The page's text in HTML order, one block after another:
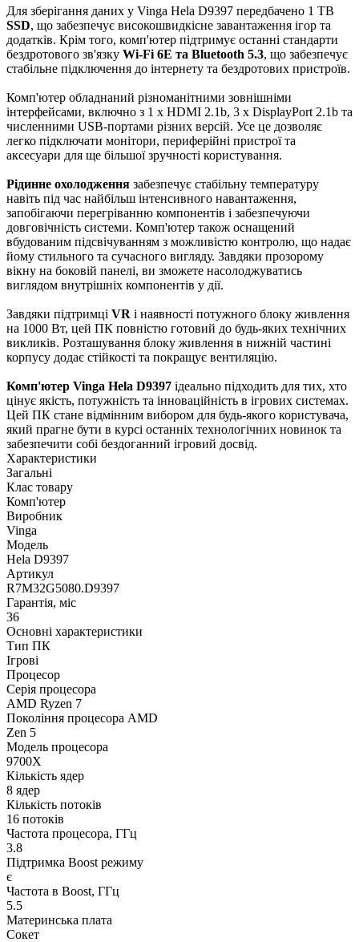
Для зберігання даних у Vinga Hela D9397 передбачено 1 TB
SSD, що забезпечує високошвидкісне завантаження ігор та
додатків. Крім того, комп'ютер підтримує останні стандарти
бездротового зв'язку Wi-Fi 6E та Bluetooth 5.3, що забезпечує
стабільне підключення до інтернету та бездротових пристроїв.
Комп'ютер обладнаний різноманітними зовнішніми
інтерфейсами, включно з 1 x HDMI 2.1b, 3 x DisplayPort 2.1b та
численними USB-портами різних версій. Усе це дозволяє
легко підключати монітори, периферійні пристрої та
аксесуари для ще більшої зручності користування.
Рідинне охолодження забезпечує стабільну температуру
навіть під час найбільш інтенсивного навантаження,
запобігаючи перегріванню компонентів і забезпечуючи
довговічність системи. Комп'ютер також оснащений
вбудованим підсвічуванням з можливістю контролю, що надає
йому стильного та сучасного вигляду. Завдяки прозорому
вікну на боковій панелі, ви зможете насолоджуватись
виглядом внутрішніх компонентів у дії.
Завдяки підтримці VR і наявності потужного блоку живлення
на 1000 Вт, цей ПК повністю готовий до будь-яких технічних
викликів. Розташування блоку живлення в нижній частині
корпусу додає стійкості та покращує вентиляцію.
Комп'ютер Vinga Hela D9397 ідеально підходить для тих, хто
цінує якість, потужність та інноваційність в ігрових системах.
Цей ПК стане відмінним вибором для будь-якого користувача,
який прагне бути в курсі останніх технологічних новинок та
забезпечити собі бездоганний ігровий досвід.
Характеристики
Загальні
Клас товару
Комп'ютер
Виробник
Vinga
Модель
Hela D9397
Артикул
R7M32G5080.D9397
Гарантія, міс
36
Основні характеристики
Тип ПК
Ігрові
Процесор
Серія процесора
AMD Ryzen 7
Покоління процесора AMD
Zen 5
Модель процесора
9700X
Кількість ядер
8 ядер
Кількість потоків
16 потоків
Частота процесора, ГГц
3.8
Підтримка Boost режиму
є
Частота в Boost, ГГц
5.5
Материнська плата
Сокет